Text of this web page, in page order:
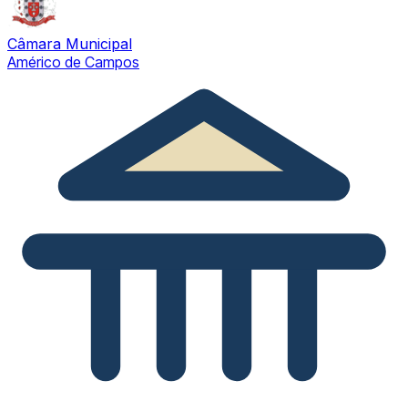
Câmara Municipal
Américo de Campos